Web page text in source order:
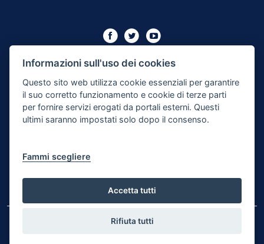
XIII
Dichiarazione di Accessibilità
Note Legali
© Regione Puglia
Informazioni sull'uso dei cookies
Questo sito web utilizza cookie essenziali per garantire
il suo corretto funzionamento e cookie di terze parti
per fornire servizi erogati da portali esterni. Questi
ultimi saranno impostati solo dopo il consenso.
Fammi scegliere
Accetta tutti
Rifiuta tutti